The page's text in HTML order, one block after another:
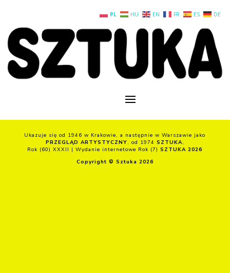
Ukazuje się od 1946 w Krakowie, a następnie w Warszawie jako
PRZEGLĄD ARTYSTYCZNY, od 1974 SZTUKA,
Rok (60) XXXII | Wydanie internetowe Rok (7)SZTUKA 2026
Copyright © Sztuka 2026
PL HU EN FR ES DE